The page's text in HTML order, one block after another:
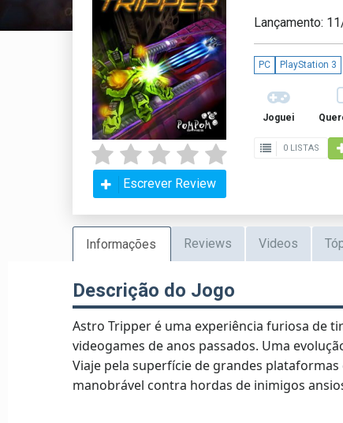
Escrever Review
Lançamento:
PC PlayStation 3
Joguei
0 LISTAS
Informações Reviews Videos
Descrição do Jogo
Astro Tripper é uma experiência furiosa de
videogames de anos passados. Uma
Viaje pela superfície de grandes
manobrável contra hordas de inimigos